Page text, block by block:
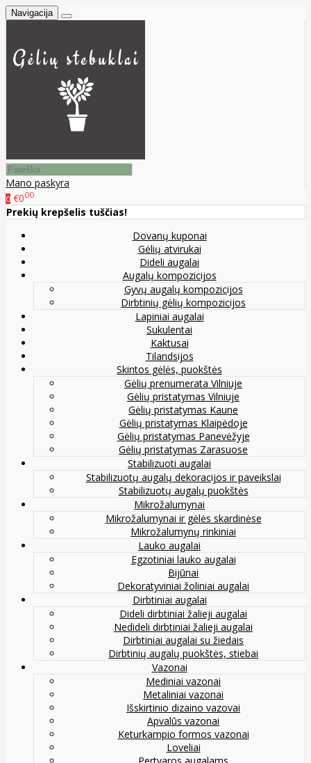
Navigacija
Mano paskyra
0 €000
Prekių krepšelis tuščias!
Dovanų kuponai
Gėlių atvirukai
Dideli augalai
Augalų kompozicijos
Gyvų augalų kompozicijos
Dirbtinių gėlių kompozicijos
Lapiniai augalai
Sukulentai
Kaktusai
Tilandsijos
Skintos gėlės, puokštės
Gėlių prenumerata Vilniuje
Gėlių pristatymas Vilniuje
Gėlių pristatymas Kaune
Gėlių pristatymas Klaipėdoje
Gėlių pristatymas Panevėžyje
Gėlių pristatymas Zarasuose
Stabilizuoti augalai
Stabilizuotų augalų dekoracijos ir paveikslai
Stabilizuotų augalų puokštės
Mikrožalumynai
Mikrožalumynai ir gėlės skardinėse
Mikrožalumynų rinkiniai
Lauko augalai
Egzotiniai lauko augalai
Bijūnai
Dekoratyviniai žoliniai augalai
Dirbtiniai augalai
Dideli dirbtiniai žalieji augalai
Nedideli dirbtiniai žalieji augalai
Dirbtiniai augalai su žiedais
Dirbtinių augalų puokštės, stiebai
Vazonai
Mediniai vazonai
Metaliniai vazonai
Išskirtinio dizaino vazovai
Apvalūs vazonai
Keturkampio formos vazonai
Loveliai
Pertvaros augalams